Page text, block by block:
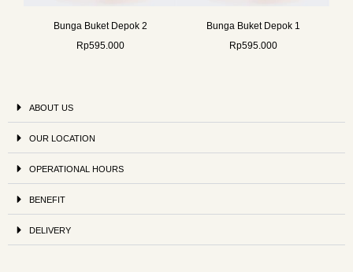
Bunga Buket Depok 2
Rp595.000
Bunga Buket Depok 1
Rp595.000
ABOUT US
OUR LOCATION
OPERATIONAL HOURS
BENEFIT
DELIVERY